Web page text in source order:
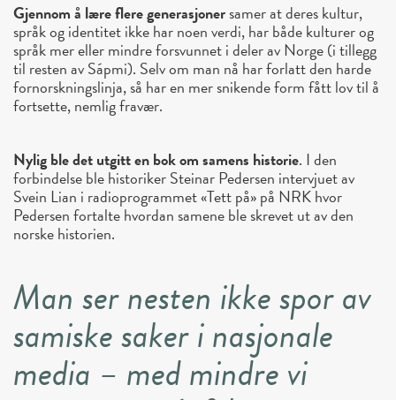
Gjennom å lære flere generasjonersamer at deres kultur,
språk og identitet ikke har noen verdi, har både kulturer og
språk mer eller mindre forsvunnet i deler av Norge (i tillegg
til resten av Sápmi). Selv om man nå har forlatt den harde
fornorskningslinja, så har en mer snikende form fått lov til å
fortsette, nemlig fravær.
Nylig ble det utgitt en bok om samens historie. I den
forbindelse ble historiker Steinar Pedersen intervjuet av
Svein Lian i radioprogrammet «Tett på» på NRK hvor
Pedersen fortalte hvordan samene ble skrevet ut av den
norske historien.
Man ser nesten ikke spor av
samiske saker i nasjonale
media – med mindre vi